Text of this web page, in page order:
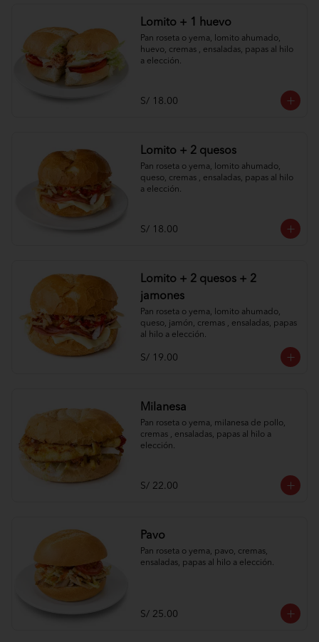
Lomito + 1 huevo
Pan roseta o yema, lomito ahumado,
huevo, cremas , ensaladas, papas al hilo
a elección.
S/ 18.00
Lomito + 2 quesos
Pan roseta o yema, lomito ahumado,
queso, cremas , ensaladas, papas al hilo
a elección.
S/ 18.00
Lomito + 2 quesos + 2
jamones
Pan roseta o yema, lomito ahumado,
queso, jamón, cremas , ensaladas, papas
al hilo a elección.
S/ 19.00
Milanesa
Pan roseta o yema, milanesa de pollo,
cremas , ensaladas, papas al hilo a
elección.
S/ 22.00
Pavo
Pan roseta o yema, pavo, cremas,
ensaladas, papas al hilo a elección.
S/ 25.00